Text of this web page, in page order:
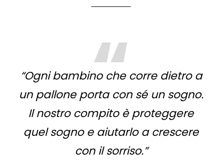
“Ogni bambino che corre dietro a
un pallone porta con sé un sogno.
Il nostro compito è proteggere
quel sogno e aiutarlo a crescere
con il sorriso.”